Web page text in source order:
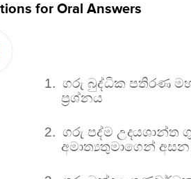
for Oral Answers
1. ගරු බුද්ධික පතිරණ
ප්‍රශ්නය
2. ගරු පද්ම උදයශාන්ත
අමාත්‍යතුමාගෙන් අසන